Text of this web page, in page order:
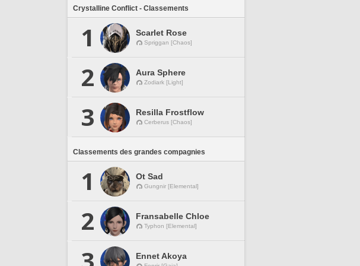
Crystalline Conflict - Classements
1 Scarlet Rose
Spriggan [Chaos]
2 Aura Sphere
Zodiark [Light]
3 Resilla Frostflow
Cerberus [Chaos]
Classements des grandes compagnies
1 Ot Sad
Gungnir [Elemental]
2 Fransabelle Chloe
Typhon [Elemental]
Ennet Akoya